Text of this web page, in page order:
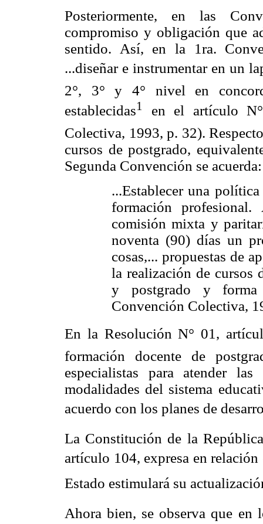
Posteriormente, en las
compromiso y obligación que
sentido. Así, en la 1ra.
...diseñar e instrumentar en un
2°, 3° y 4° nivel en
establecidas1
en el artículo N°
Colectiva, 1993, p. 32).
cursos de postgrado,
Segunda Convención se acuerda:
...Establecer una
formación
comisión mixta y
noventa (90) días un
cosas,... propuestas de
la realización de cursos
y postgrado y forma
Convención Colectiva,
En la Resolución N° 01,
formación docente de
especialistas para atender
modalidades del sistema
acuerdo con los planes de
La Constitución de la
artículo 104, expresa en relación
Estado estimulará su
Ahora bien, se observa que en